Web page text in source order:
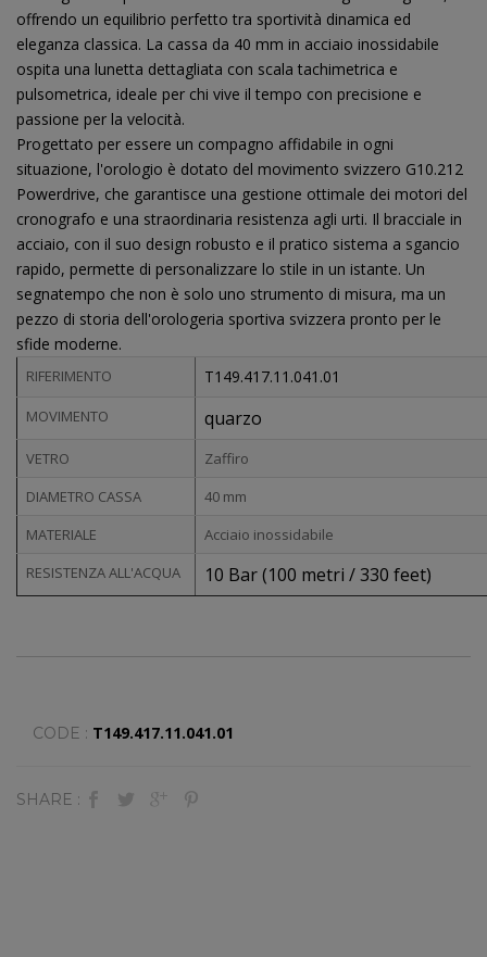
offrendo un equilibrio perfetto tra sportività dinamica ed
eleganza classica. La cassa da 40 mm in acciaio inossidabile
ospita una lunetta dettagliata con scala tachimetrica e
pulsometrica, ideale per chi vive il tempo con precisione e
passione per la velocità.
Progettato per essere un compagno affidabile in ogni
situazione, l'orologio è dotato del movimento svizzero G10.212
Powerdrive, che garantisce una gestione ottimale dei motori del
cronografo e una straordinaria resistenza agli urti. Il bracciale in
acciaio, con il suo design robusto e il pratico sistema a sgancio
rapido, permette di personalizzare lo stile in un istante. Un
segnatempo che non è solo uno strumento di misura, ma un
pezzo di storia dell'orologeria sportiva svizzera pronto per le
sfide moderne.
RIFERIMENTO T149.417.11.041.01
MOVIMENTO quarzo
VETRO
Zaffiro
DIAMETRO CASSA
40 mm
MATERIALE
Acciaio inossidabile
RESISTENZA ALL'ACQUA
10 Bar (100 metri / 330 feet)
CODE : T149.417.11.041.01
SHARE :